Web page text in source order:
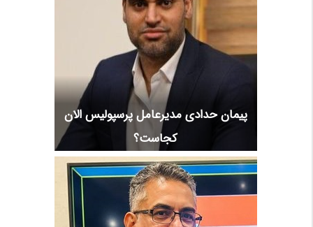
پیمان حدادی مدیرعامل پرسپولیس الان
کجاست؟